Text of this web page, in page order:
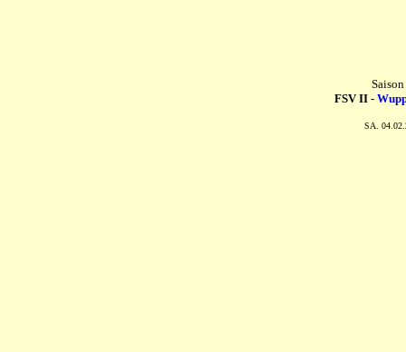
FSV II -
SA.